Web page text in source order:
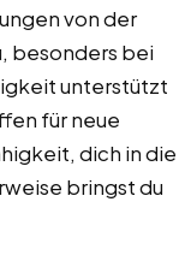
von der
besonders bei
unterstützt
für neue
dich in die
bringst du